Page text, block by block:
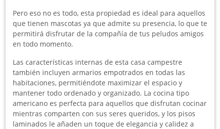
Pero eso no es todo, esta propiedad es ideal para aquellos
que tienen mascotas ya que admite su presencia, lo que te
permitirá disfrutar de la compañía de tus peludos amigos
en todo momento.
Las características internas de esta casa campestre
también incluyen armarios empotrados en todas las
habitaciones, permitiéndote maximizar el espacio y
mantener todo ordenado y organizado. La cocina tipo
americano es perfecta para aquellos que disfrutan cocinar
mientras comparten con sus seres queridos, y los pisos
laminados le añaden un toque de elegancia y calidez a